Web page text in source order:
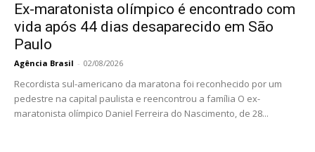
Ex-maratonista olímpico é encontrado com
vida após 44 dias desaparecido em São
Paulo
Agência Brasil - 02/08/2026
Recordista sul-americano da maratona foi reconhecido por um
pedestre na capital paulista e reencontrou a família O ex-
maratonista olímpico Daniel Ferreira do Nascimento, de 28...